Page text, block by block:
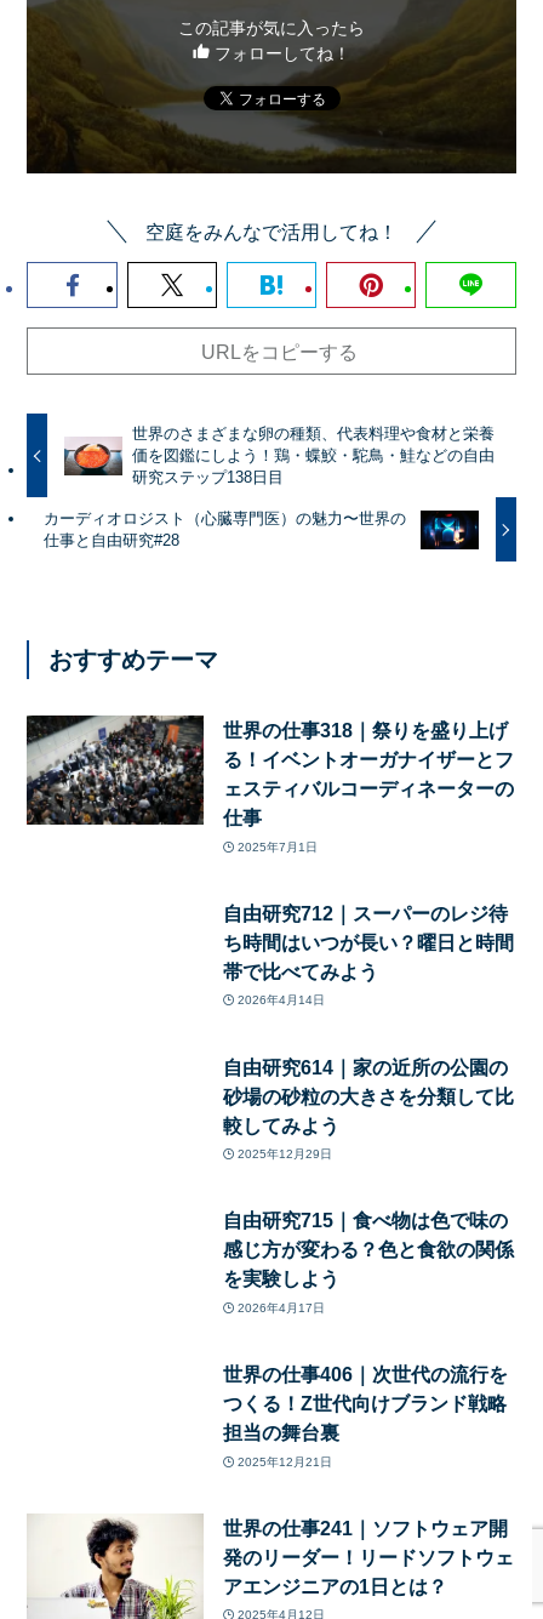
この記事が気に入ったら
フォローしてね！
空庭をみんなで活用してね！
URLをコピーする
世界のさまざまな卵の種類、代表料理や食材と栄養
価を図鑑にしよう！鶏・蝶鮫・駝鳥・鮭などの自由
研究ステップ138日目
カーディオロジスト（心臓専門医）の魅力〜世界の
仕事と自由研究#28
おすすめテーマ
世界の仕事318｜祭りを盛り上げ
る！イベントオーガナイザーとフ
ェスティバルコーディネーターの
仕事
2025年7月1日
自由研究712｜スーパーのレジ待
ち時間はいつが長い？曜日と時間
帯で比べてみよう
2026年4月14日
自由研究614｜家の近所の公園の
砂場の砂粒の大きさを分類して比
較してみよう
2025年12月29日
自由研究715｜食べ物は色で味の
感じ方が変わる？色と食欲の関係
を実験しよう
2026年4月17日
世界の仕事406｜次世代の流行を
つくる！Z世代向けブランド戦略
担当の舞台裏
2025年12月21日
世界の仕事241｜ソフトウェア開
発のリーダー！リードソフトウェ
アエンジニアの1日とは？
2025年4月12日